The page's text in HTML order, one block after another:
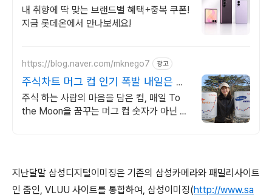
원 혜택!
내 취향에 딱 맞는 브랜드별 혜택+중복 쿠폰!
지금 롯데온에서 만나보세요!
https://blog.naver.com/mknego7 광고
주식차트 머그 컵 인기 폭발 내일은 오
늘보다 조금더 높이
주식 하는 사람의 마음을 담은 컵, 매일 To
the Moon을 꿈꾸는 머그 컵 숫자가 아닌 꿈
지난달말 삼성디지털이미징은 기존의 삼성카메라와 패밀리사이트
인 줌인, VLUU 사이트를 통합하여, 삼성이미징(http://www.sa